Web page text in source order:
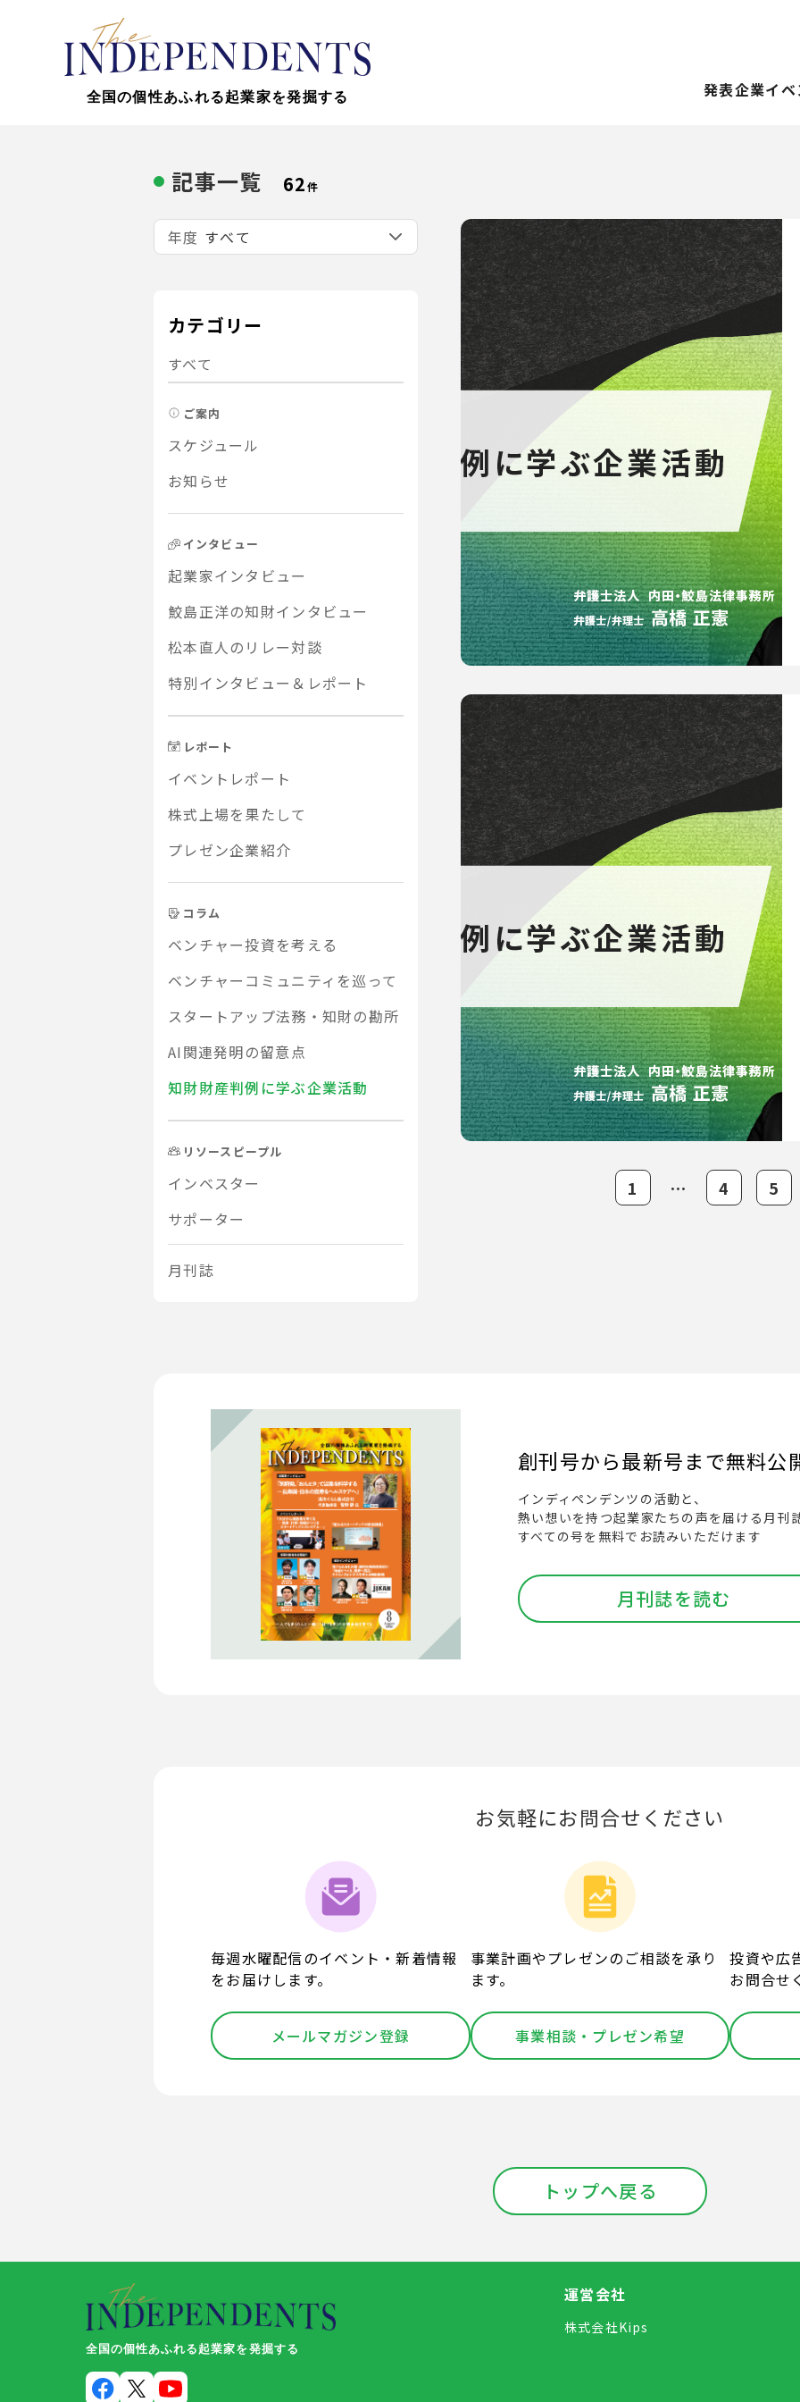
全国の個性あふれる起業家を発掘する 発表企業イ
記事一覧 62件
年度
カテゴリー
すべて
ご案内
スケジュール
お知らせ
インタビュー
起業家インタビュー
鮫島正洋の知財インタビュー
松本直人のリレー対談
特別インタビュー＆レポート
レポート
イベントレポート
株式上場を果たして
プレゼン企業紹介
コラム
ベンチャー投資を考える
ベンチャーコミュニティを巡って
スタートアップ法務・知財の勘所
AI関連発明の留意点
知財財産判例に学ぶ企業活動
リソースピープル
インベスター
サポーター
月刊誌
1 ⋯ 4 5
創刊号から最新号まで無料公
インディペンデンツの活動と、
熱い想いを持つ起業家たちの声を届ける月刊誌
すべての号を無料でお読みいただけます
月刊誌を読む
お気軽にお問合せください
毎週水曜配信のイベント・新着情報
をお届けします。
メールマガジン登録
事業計画やプレゼンのご相談を承り
ます。
事業相談・プレゼン希望
投資や広
お問合せ
トップへ戻る
全国の個性あふれる起業家を発掘する
運営会社
株式会社Kips